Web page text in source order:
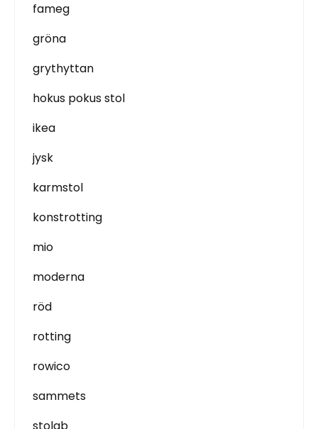
fameg
gröna
grythyttan
hokus pokus stol
ikea
jysk
karmstol
konstrotting
mio
moderna
röd
rotting
rowico
sammets